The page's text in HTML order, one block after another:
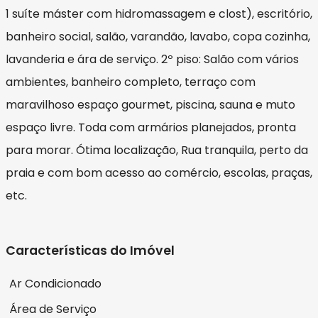
1 suíte máster com hidromassagem e clost), escritório,
banheiro social, salão, varandão, lavabo, copa cozinha,
lavanderia e ára de serviço. 2º piso: Salão com vários
ambientes, banheiro completo, terraço com
maravilhoso espaço gourmet, piscina, sauna e muto
espaço livre. Toda com armários planejados, pronta
para morar. Ótima localização, Rua tranquila, perto da
praia e com bom acesso ao comércio, escolas, praças,
etc.
Características do Imóvel
Ar Condicionado
Área de Serviço